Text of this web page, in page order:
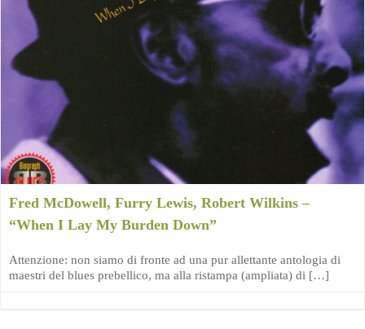
Fred McDowell, Furry Lewis, Robert Wilkins –
“When I Lay My Burden Down”
Attenzione: non siamo di fronte ad una pur allettante antologia di
maestri del blues prebellico, ma alla ristampa (ampliata) di […]